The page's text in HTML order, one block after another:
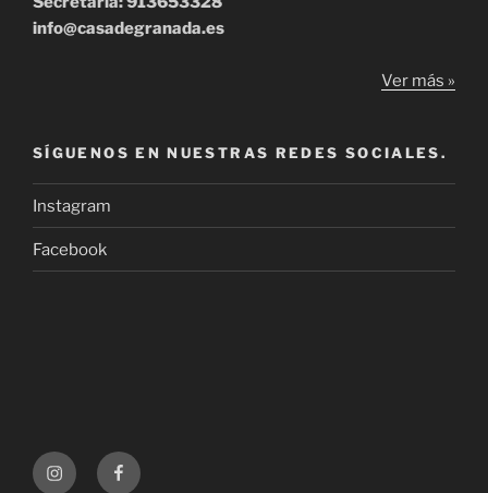
info@casadegranada.es
Ver más »
SÍGUENOS EN NUESTRAS REDES SOCIALES.
Instagram
Facebook
InstagramFacebook